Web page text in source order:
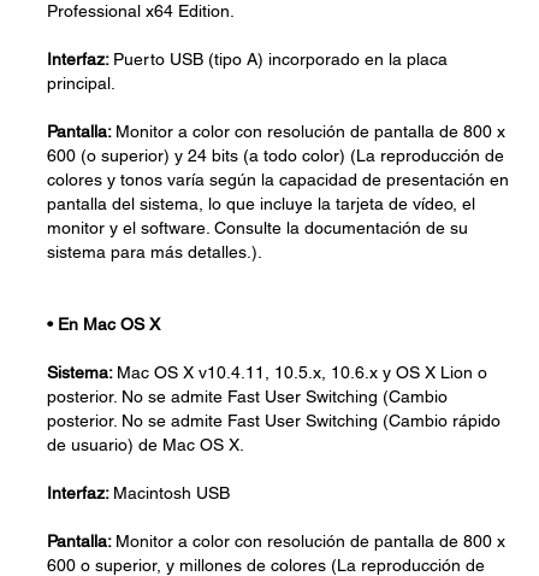
Professional x64 Edition.
Interfaz: Puerto USB (tipo A) incorporado en la placa
principal.
Pantalla: Monitor a color con resolución de pantalla de 800 x
600 (o superior) y 24 bits (a todo color) (La reproducción de
colores y tonos varía según la capacidad de presentación en
pantalla del sistema, lo que incluye la tarjeta de vídeo, el
monitor y el software. Consulte la documentación de su
sistema para más detalles.).
•En Mac OS X
Sistema: Mac OS X v10.4.11, 10.5.x, 10.6.x y OS X Lion o
posterior. No se admite Fast User Switching (Cambio
posterior. No se admite Fast User Switching (Cambio rápido
de usuario) de Mac OS X.
Interfaz: Macintosh USB
Pantalla: Monitor a color con resolución de pantalla de 800 x
600 o superior, y millones de colores (La reproducción de